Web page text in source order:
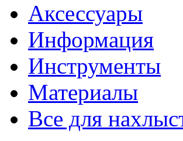
Аксессуары
Информация
Инструменты
Материалы
Все для